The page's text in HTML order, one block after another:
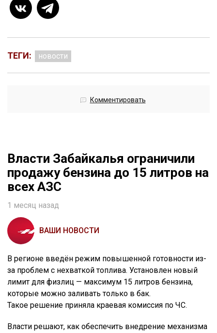
ТЕГИ: новости
Комментировать
Власти Забайкалья ограничили
продажу бензина до 15 литров на
всех АЗС
1 месяц назад
ВАШИ НОВОСТИ
В регионе введён режим повышенной готовности из-
за проблем с нехваткой топлива. Установлен новый
лимит для физлиц — максимум 15 литров бензина,
которые можно заливать только в бак.
Такое решение приняла краевая комиссия по ЧС.
Власти решают, как обеспечить внедрение механизма